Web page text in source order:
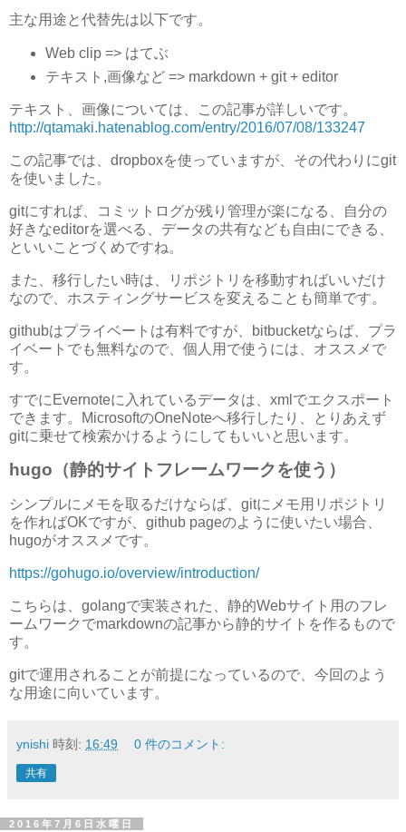
主な用途と代替先は以下です。
Web clip => はてぶ
テキスト,画像など => markdown + git + editor
テキスト、画像については、この記事が詳しいです。
http://qtamaki.hatenablog.com/entry/2016/07/08/133247
この記事では、dropboxを使っていますが、その代わりにgit
を使いました。
gitにすれば、コミットログが残り管理が楽になる、自分の
好きなeditorを選べる、データの共有なども自由にできる、
といいことづくめですね。
また、移行したい時は、リポジトリを移動すればいいだけ
なので、ホスティングサービスを変えることも簡単です。
githubはプライベートは有料ですが、bitbucketならば、プラ
イベートでも無料なので、個人用で使うには、オススメで
す。
すでにEvernoteに入れているデータは、xmlでエクスポート
できます。MicrosoftのOneNoteへ移行したり、とりあえず
gitに乗せて検索かけるようにしてもいいと思います。
hugo（静的サイトフレームワークを使う）
シンプルにメモを取るだけならば、gitにメモ用リポジトリ
を作ればOKですが、github pageのように使いたい場合、
hugoがオススメです。
https://gohugo.io/overview/introduction/
こちらは、golangで実装された、静的Webサイト用のフレ
ームワークでmarkdownの記事から静的サイトを作るもので
す。
gitで運用されることが前提になっているので、今回のよう
な用途に向いています。
ynishi 時刻: 16:49 0 件のコメント:
共有
2016年7月6日水曜日